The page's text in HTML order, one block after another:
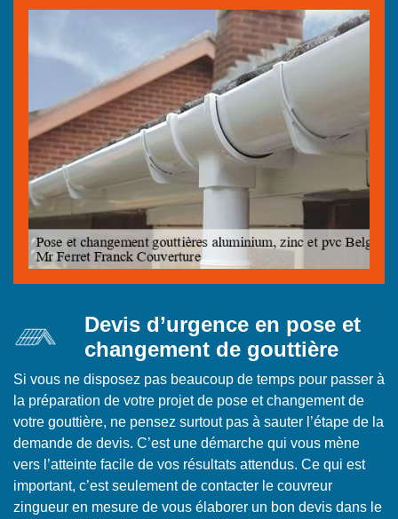
Devis d’urgence en pose et
changement de gouttière
Si vous ne disposez pas beaucoup de temps pour passer à
la préparation de votre projet de pose et changement de
votre gouttière, ne pensez surtout pas à sauter l’étape de la
demande de devis. C’est une démarche qui vous mène
vers l’atteinte facile de vos résultats attendus. Ce qui est
important, c’est seulement de contacter le couvreur
zingueur en mesure de vous élaborer un bon devis dans le